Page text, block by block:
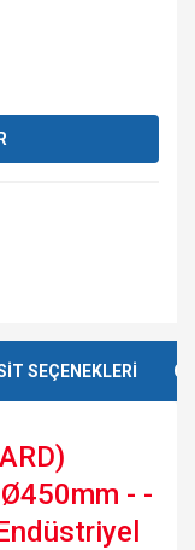
SEÇENEKLERİ
Ø450mm - -